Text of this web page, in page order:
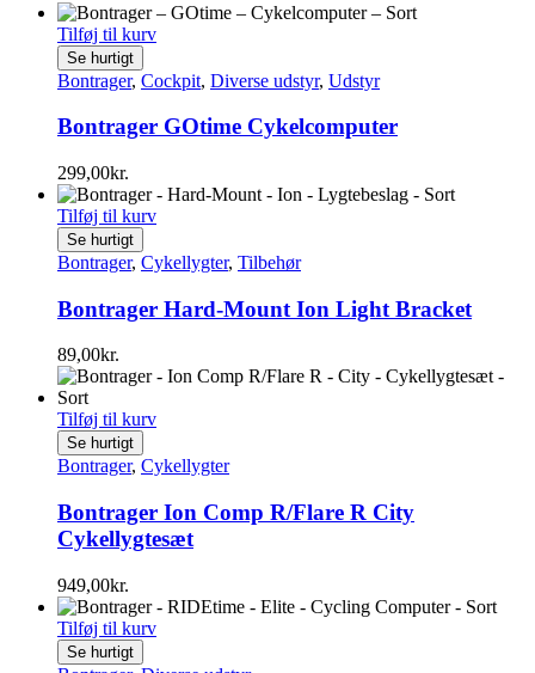
Tilføj til kurv
Se hurtigt
Bontrager, Cockpit, Diverse udstyr, Udstyr
Bontrager GOtime Cykelcomputer
299,00kr.
Tilføj til kurv
Se hurtigt
Bontrager, Cykellygter, Tilbehør
Bontrager Hard-Mount Ion Light Bracket
89,00kr.
Tilføj til kurv
Se hurtigt
Bontrager, Cykellygter
Bontrager Ion Comp R/Flare R City
Cykellygtesæt
949,00kr.
Tilføj til kurv
Se hurtigt